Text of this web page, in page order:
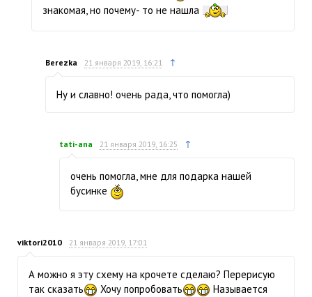
знакомая, но почему- то не нашла
Berezka 21 января 2019, 16:21 ↑
Ну и славно! очень рада, что помогла)
tati-ana 21 января 2019, 16:25 ↑
очень помогла, мне для подарка нашей
бусинке
viktori2010 21 января 2019, 17:01
А можно я эту схему на крочете сделаю? Перерисую
так сказать
Хочу попробовать
Называется